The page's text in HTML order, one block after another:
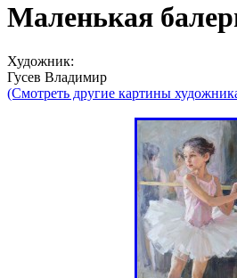
Маленькая
Художник:
Гусев Владимир
(Смотреть другие картины